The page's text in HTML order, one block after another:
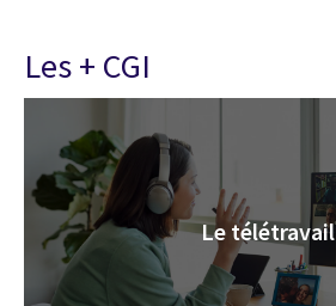
Les + CGI
Le télétravail